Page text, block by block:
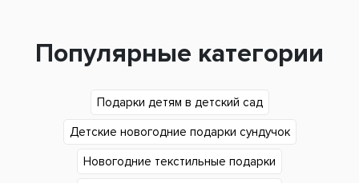
Популярные категории
Подарки детям в детский сад
Детские новогодние подарки сундучок
Новогодние текстильные подарки